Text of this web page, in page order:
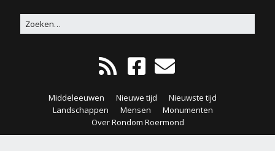
Middeleeuwen Nieuwe tijd
Nieuwste tijd
Landschappen
Mensen
Monumenten
Over Rondom Roermond